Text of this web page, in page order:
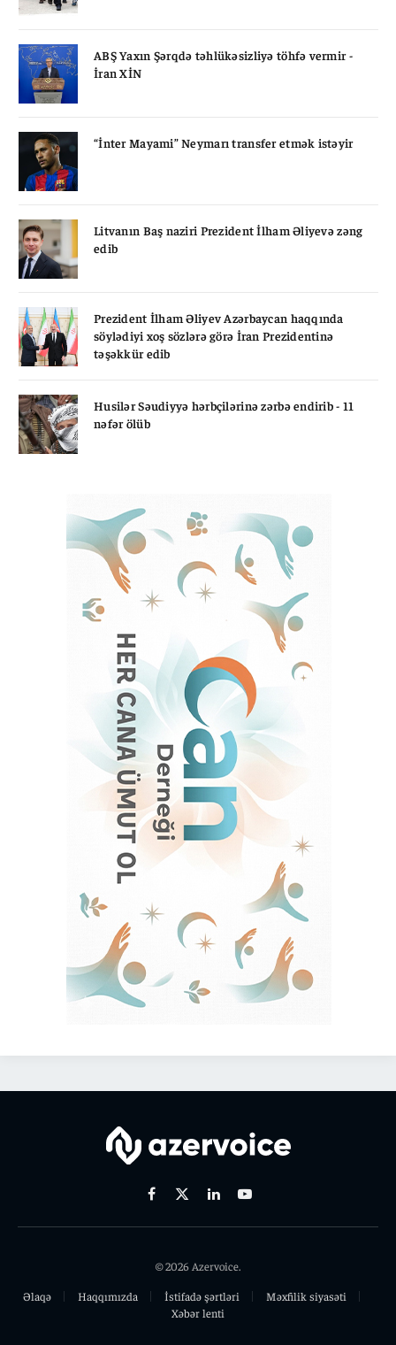
ABŞ Yaxın Şərqdə təhlükəsizliyə töhfə vermir -
İran XİN
“İnter Mayami” Neymarı transfer etmək istəyir
Litvanın Baş naziri Prezident İlham Əliyevə zəng
edib
Prezident İlham Əliyev Azərbaycan haqqında
söylədiyi xoş sözlərə görə İran Prezidentinə
təşəkkür edib
Husilər Səudiyyə hərbçilərinə zərbə endirib - 11
nəfər ölüb
Facebook
X
LinkedinYoutube
© 2026 Azervoice.
Əlaqə
Haqqımızda İstifadə şərtləri
Məxfilik siyasəti
Xəbər lenti